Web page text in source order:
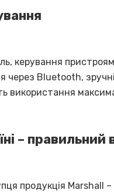
керування
через Bluetooth,
використання
– правильний
продукція Marshall